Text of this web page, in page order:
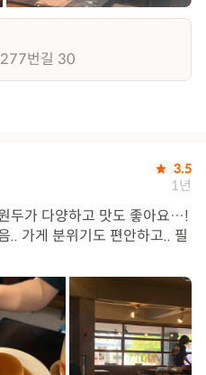
277번길 30
3.5
1년
두가 다양하고 맛도 좋아요…!
.. 가게 분위기도 편안하고.. 필